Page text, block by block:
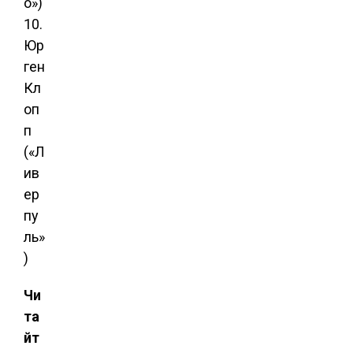
10.
Юр
ген
Кл
оп
п
(«Л
ив
ер
пу
ль»
)
Чи
та
йт